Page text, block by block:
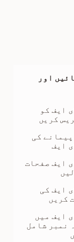
اور
ایف کو
کریں
کی
ایف
ایف صفحات
ایف کی
کریں
ایف میں
نمبر شامل